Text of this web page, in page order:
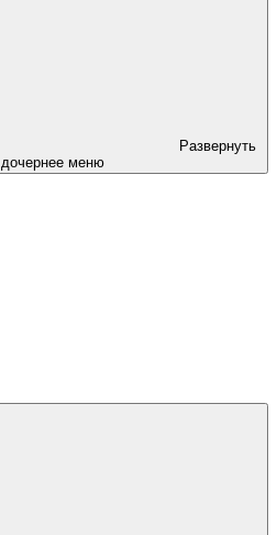
Развернуть
дочернее меню